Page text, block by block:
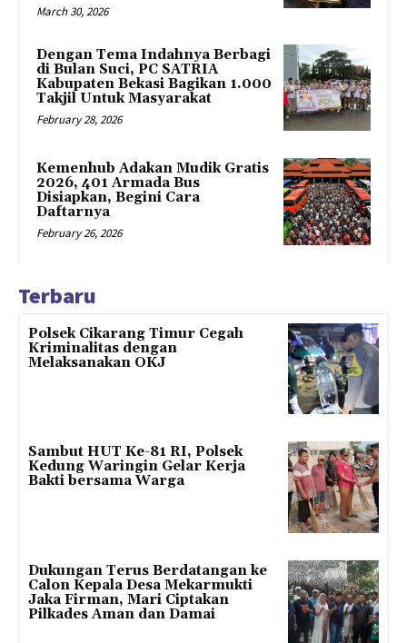
March 30, 2026
Dengan Tema Indahnya Berbagi
di Bulan Suci, PC SATRIA
Kabupaten Bekasi Bagikan 1.000
Takjil Untuk Masyarakat
February 28, 2026
Kemenhub Adakan Mudik Gratis
2026, 401 Armada Bus
Disiapkan, Begini Cara
Daftarnya
February 26, 2026
Terbaru
Polsek Cikarang Timur Cegah
Kriminalitas dengan
Melaksanakan OKJ
Sambut HUT Ke-81 RI, Polsek
Kedung Waringin Gelar Kerja
Bakti bersama Warga
Dukungan Terus Berdatangan ke
Calon Kepala Desa Mekarmukti
Jaka Firman, Mari Ciptakan
Pilkades Aman dan Damai